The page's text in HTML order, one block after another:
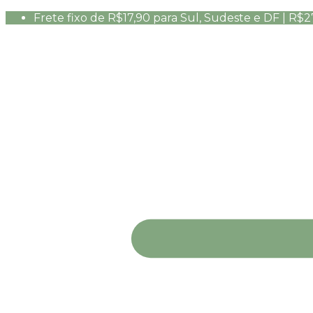
Frete fixo de R$17,90 para Sul, Sudeste e DF |